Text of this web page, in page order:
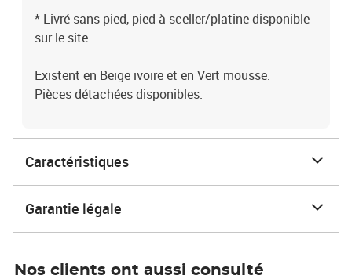
* Livré sans pied, pied à sceller/platine disponible
sur le site.
Existent en Beige ivoire et en Vert mousse.
Pièces détachées disponibles.
Caractéristiques
Garantie légale
Nos clients ont aussi consulté